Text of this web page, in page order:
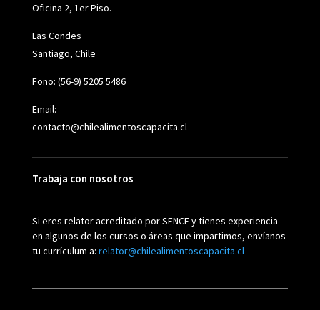
Oficina 2, 1er Piso.
Las Condes
Santiago, Chile
Fono: (56-9) 5205 5486
Email:
contacto@chilealimentoscapacita.cl
Trabaja con nosotros
Si eres relator acreditado por SENCE y tienes experiencia
en algunos de los cursos o áreas que impartimos, envíanos
tu currículum a: relator@chilealimentoscapacita.cl